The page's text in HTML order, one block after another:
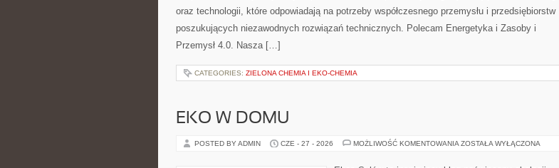
oraz technologii, które odpowiadają na potrzeby współczesnego przemysłu i przedsiębiorstw
poszukujących niezawodnych rozwiązań technicznych. Polecam Energetyka i Zasoby i
Przemysł 4.0. Nasza […]
CATEGORIES: ZIELONA CHEMIA I EKO-CHEMIA
EKO W DOMU
POSTED BY ADMIN CZE - 27 - 2026 MOŻLIWOŚĆ KOMENTOWANIA EKO
ZOSTAŁA WYŁĄCZONA